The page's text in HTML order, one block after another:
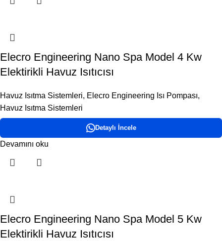
Elecro Engineering Nano Spa Model 4 Kw
Elektirikli Havuz Isıtıcısı
Havuz Isıtma Sistemleri, Elecro Engineering Isı Pompası,
Havuz Isıtma Sistemleri
Detaylı İncele
Devamını oku
Elecro Engineering Nano Spa Model 5 Kw
Elektirikli Havuz Isıtıcısı